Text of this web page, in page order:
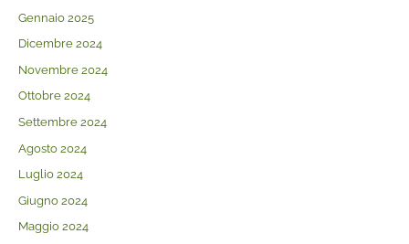
Gennaio 2025
Dicembre 2024
Novembre 2024
Ottobre 2024
Settembre 2024
Agosto 2024
Luglio 2024
Giugno 2024
Maggio 2024